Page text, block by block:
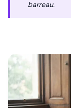
barreau.